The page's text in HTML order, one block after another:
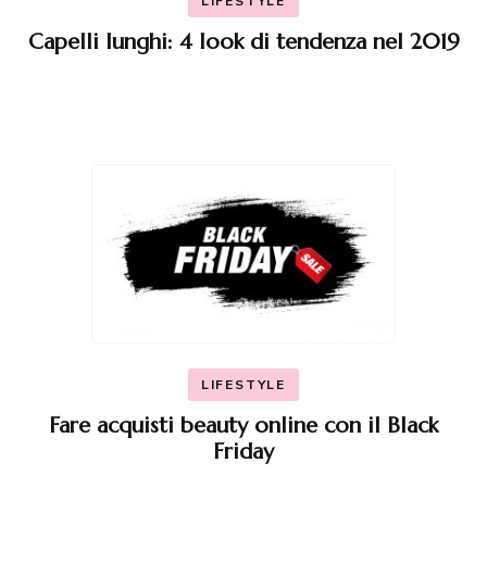
Capelli lunghi: 4 look di tendenza nel 2019
LIFESTYLE
Fare acquisti beauty online con il Black
Friday